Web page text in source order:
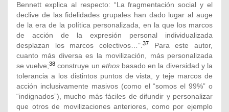
Bennett explica al respecto: “La fragmentación social y el
declive de las fidelidades grupales han dado lugar al auge
de la era de la política personalizada, en la que los marcos
de acción de la expresión personal individualizada
desplazan los marcos colectivos…”. 37
Para este autor,
cuanto más diversa es la movilización, más personalizada
se vuelve;38 construye un ethosbasado en la diversidad y la
tolerancia a los distintos puntos de vista, y teje marcos de
acción inclusivamente masivos (como el “somos el 99%” o
“indignados”), mucho más fáciles de difundir y personalizar
que otros de movilizaciones anteriores, como por ejemplo